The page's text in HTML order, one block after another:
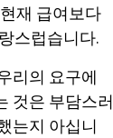
재 급여보다
스럽습니다.
리의 요구에
것은 부담스러
는지 아십니